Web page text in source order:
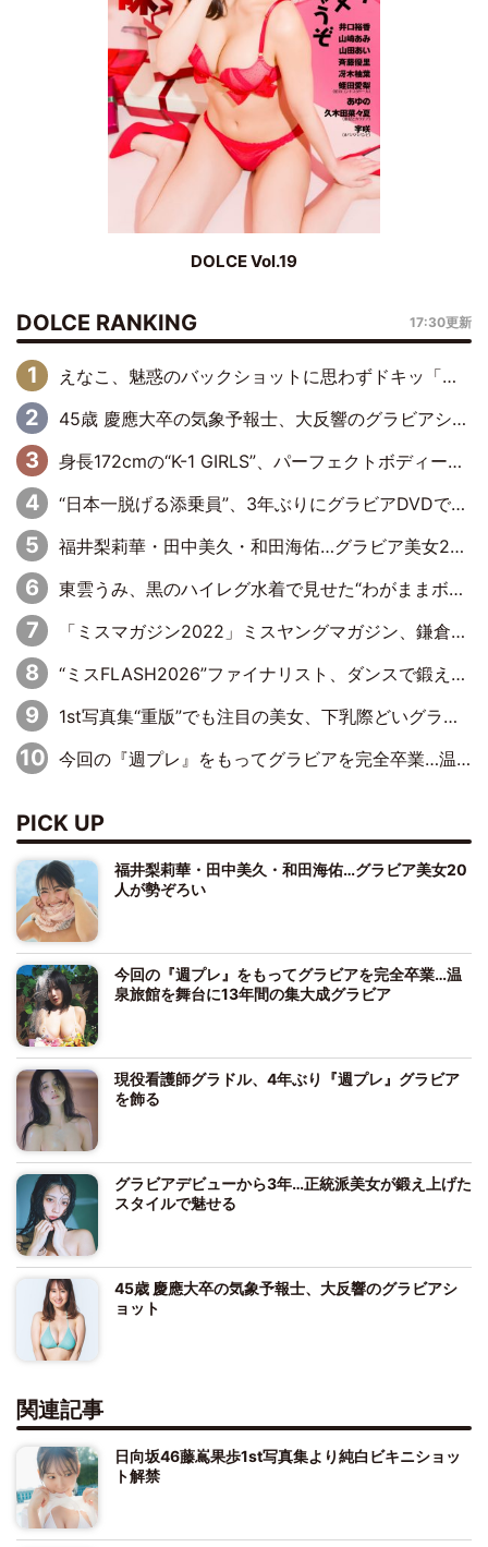
DOLCE Vol.19
DOLCE RANKING 17:30更新
えなこ、魅惑のバックショットに思わずドキッ「世界最高レベルの美しさ」「クールビューティーで良き」「ポーズも表情も完璧」
45歳 慶應大卒の気象予報士、大反響のグラビアショット
身長172cmの“K-1 GIRLS”、パーフェクトボディーでグラビアDVDデビュー
“日本一脱げる添乗員”、3年ぶりにグラビアDVDで復活 31歳の艶やかな表情がさえわたる
福井梨莉華・田中美久・和田海佑…グラビア美女20人が勢ぞろい
東雲うみ、黒のハイレグ水着で見せた“わがままボディ”がたまらない「うみちゃんカワイイ」「全てがステキな女神さま」「魅力的です」
「ミスマガジン2022」ミスヤングマガジン、鎌倉の古民家でしっとりグラビア
“ミスFLASH2026”ファイナリスト、ダンスで鍛え上げた健康的な美ボディー披露
1st写真集“重版”でも注目の美女、下乳際どいグラビアショット
今回の『週プレ』をもってグラビアを完全卒業…温泉旅館を舞台に13年間の集大成グラビア
PICK UP
福井梨莉華・田中美久・和田海佑…グラビア美女20
人が勢ぞろい
今回の『週プレ』をもってグラビアを完全卒業…温
泉旅館を舞台に13年間の集大成グラビア
現役看護師グラドル、4年ぶり『週プレ』グラビア
を飾る
グラビアデビューから3年…正統派美女が鍛え上げた
スタイルで魅せる
45歳 慶應大卒の気象予報士、大反響のグラビアシ
ョット
関連記事
日向坂46藤嶌果歩1st写真集より純白ビキニショッ
ト解禁